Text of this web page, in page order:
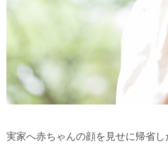
実家へ赤ちゃんの顔を見せに帰省